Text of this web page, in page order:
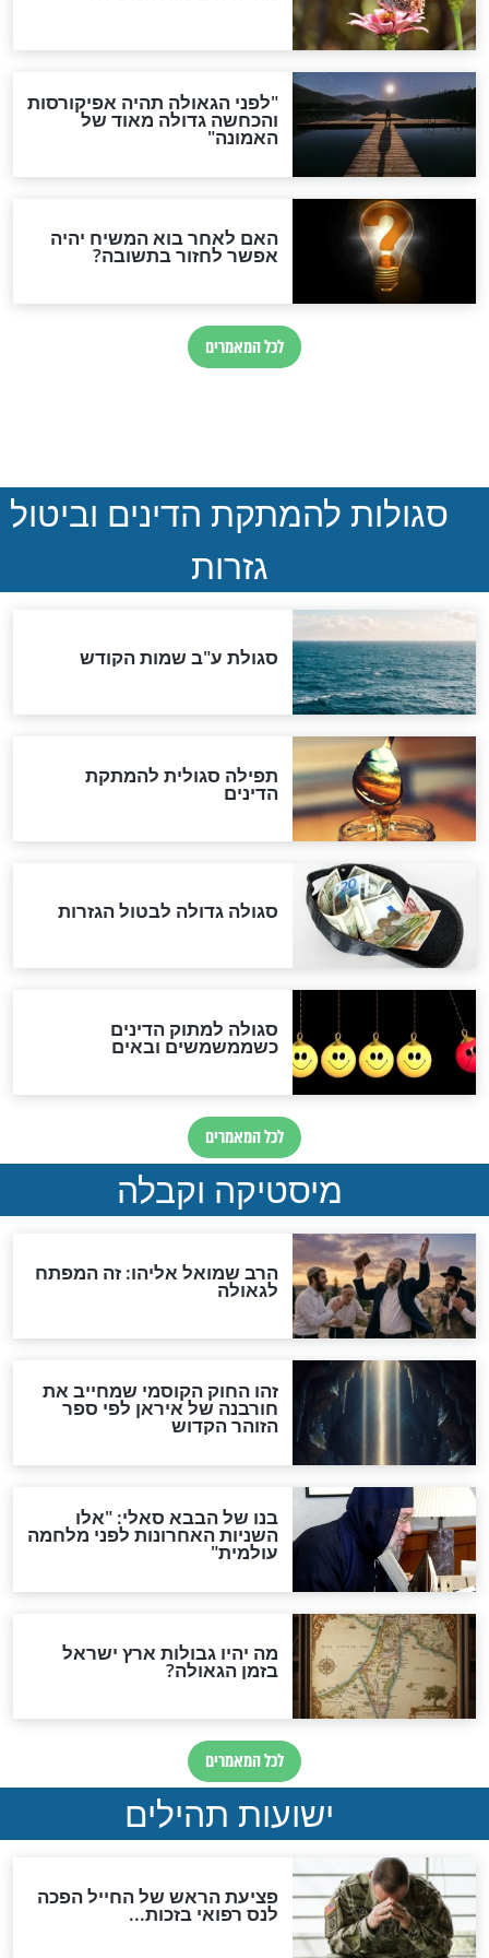
בכיבוד ההורים
צפו ברב יגאל כהן מסביר על
חדשות יהדות
ההסכם החשאי של טראמפ
ואיראן: בלי שקיפות ועם הרבה
סימני שאלה
המסמך האבוד שנחשף
במרתפי מוסקבה: כתב היד
הנדיר של הרשב"ם התגלה
"מודה לקב"ה על כל השנים"
לכל המאמרים
אחרית הימים
האם אפשר לחשב את הקץ?
מה יהיה בימות המשיח?
"לפני הגאולה תהיה אפיקורסות
והכחשה גדולה מאוד של
האמונה"
האם לאחר בוא המשיח יהיה
אפשר לחזור בתשובה?
לכל המאמרים